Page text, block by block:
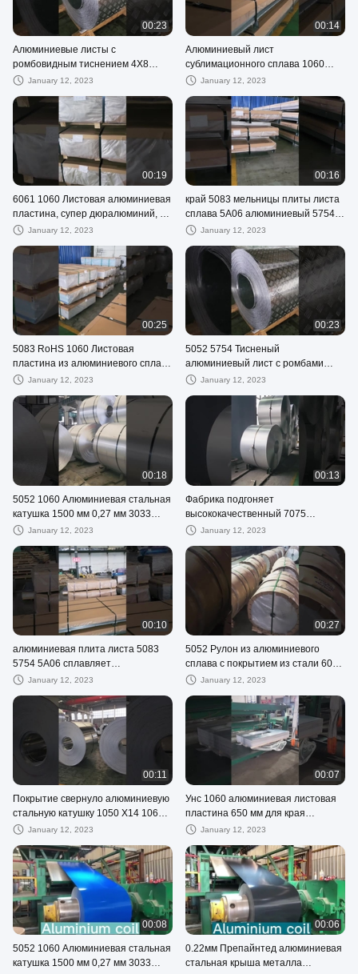
00:23
Алюминиевые листы с
ромбовидным тиснением 4X8
футов, 1001 6061, клетчатый
January 12, 2023
00:14
Алюминиевый лист
сублимационного сплава 1060
5754 7075 2000 мм H26 T6
January 12, 2023
00:19
6061 1060 Листовая алюминиевая
пластина, супер дюралюминий, 25
мм January 12, 2023
00:16
край 5083 мельницы плиты листа
сплава 5A06 алюминиевый 5754
3000mm
January 12, 2023
00:25
5083 RoHS 1060 Листовая
пластина из алюминиевого сплава
0,12 мм ASTM 5005
January 12, 2023
00:23
5052 5754 Тисненый
алюминиевый лист с ромбами
1060 3003 Пластина для проверки
January 12, 2023
00:18
5052 1060 Алюминиевая стальная
катушка 1500 мм 0,27 мм 3033
анти-палец
January 12, 2023
00:13
Фабрика подгоняет
высококачественный 7075
алюминиевый лист катушки
January 12, 2023
00:10
алюминиевая плита листа 5083
5754 5A06 сплавляет
высококачественную
January 12, 2023
00:27
5052 Рулон из алюминиевого
сплава с покрытием из стали 6061
T6 O-H112 200 мм
January 12, 2023
00:11
Покрытие свернуло алюминиевую
стальную катушку 1050 Х14 1060
Х24 3003 5083 6061 Т6
January 12, 2023
00:07
Унс 1060 алюминиевая листовая
пластина 650 мм для края
гравировальной мельницы
January 12, 2023
00:08
5052 1060 Алюминиевая стальная
катушка 1500 мм 0,27 мм 3033
00:06
0.22мм Препайнтед алюминиевая
стальная крыша металла